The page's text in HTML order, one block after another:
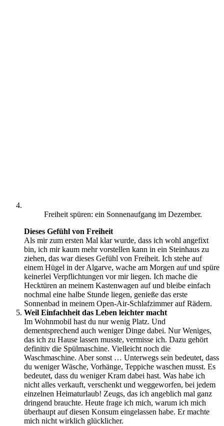
Freiheit spüren: ein Sonnenaufgang im Dezember.
Dieses Gefühl von Freiheit
Als mir zum ersten Mal klar wurde, dass ich wohl angefixt
bin, ich mir kaum mehr vorstellen kann in ein Steinhaus zu
ziehen, das war dieses Gefühl von Freiheit. Ich stehe auf
einem Hügel in der Algarve, wache am Morgen auf und spüre
keinerlei Verpflichtungen vor mir liegen. Ich mache die
Hecktüren an meinem Kastenwagen auf und bleibe einfach
nochmal eine halbe Stunde liegen, genieße das erste
Sonnenbad in meinem Open-Air-Schlafzimmer auf Rädern.
Weil Einfachheit das Leben leichter macht
Im Wohnmobil hast du nur wenig Platz. Und
dementsprechend auch weniger Dinge dabei. Nur Weniges,
das ich zu Hause lassen musste, vermisse ich. Dazu gehört
definitiv die Spülmaschine. Vielleicht noch die
Waschmaschine. Aber sonst … Unterwegs sein bedeutet, dass
du weniger Wäsche, Vorhänge, Teppiche waschen musst. Es
bedeutet, dass du weniger Kram dabei hast. Was habe ich
nicht alles verkauft, verschenkt und weggeworfen, bei jedem
einzelnen Heimaturlaub! Zeugs, das ich angeblich mal ganz
dringend brauchte. Heute frage ich mich, warum ich mich
überhaupt auf diesen Konsum eingelassen habe. Er machte
mich nicht wirklich glücklicher.